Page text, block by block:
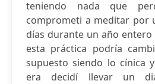
teniendo nada que
comprometi a meditar por
días durante un año
esta práctica podría
supuesto siendo lo cínica
era decidí llevar un